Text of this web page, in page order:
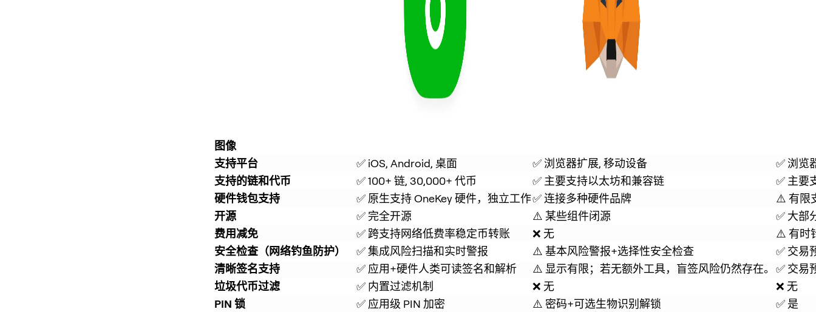
图像
支持平台
✅ iOS, Android, 桌面 ✅ 浏览器扩展, 移动设备
✅ 浏览
支持的链和代币
✅ 100+ 链, 30,000+ 代币 ✅ 主要支持以太坊和兼容链
✅ 主要
硬件钱包支持
✅ 原生支持 OneKey 硬件，独立工作✅ 连接多种硬件品牌
⚠️ 有限
开源
✅ 完全开源 ⚠️ 某些组件闭源
✅ 大部
费用减免
✅ 跨支持网络低费率稳定币转账 ❌ 无
⚠️ 有时
安全检查（网络钓鱼防护）
✅ 集成风险扫描和实时警报 ⚠️ 基本风险警报+选择性安全检查
✅ 交易
清晰签名支持
✅ 应用+硬件人类可读签名和解析 ⚠️ 显示有限；若无额外工具，盲签风险仍然存在。 ✅ 交易
垃圾代币过滤
✅ 内置过滤机制 ❌ 无
❌ 无
PIN 锁
✅ 应用级 PIN 加密 ⚠️ 密码+可选生物识别解锁 ✅ 是